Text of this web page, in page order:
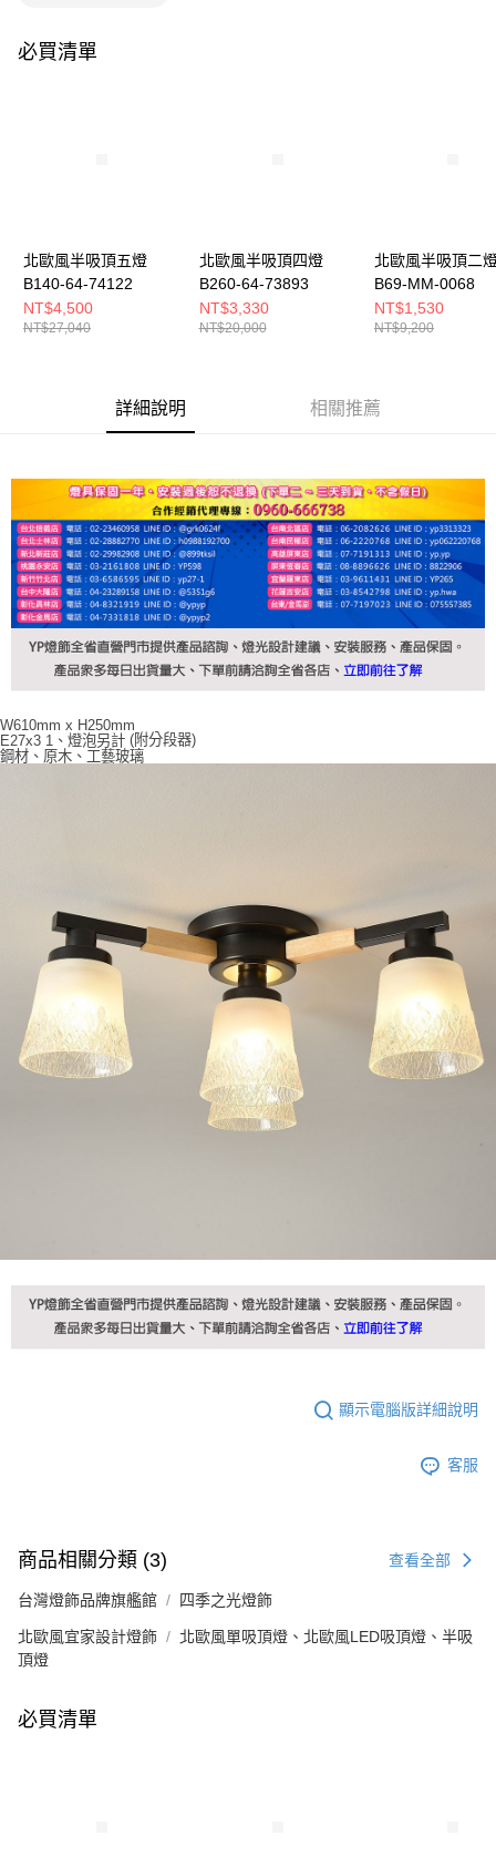
易，需依本服務之必要範圍內提供個人資料，並將交易相關給付款項請求債
權轉讓予恩沛科技股份有限公司。
恩沛科技股份有限公司將有權停止該用戶之使用額度並採取法律行動。
必買清單
北歐風半吸頂五燈
B140-64-74122
NT$4,500
NT$27,040
北歐風半吸頂四燈
B260-64-73893
NT$3,330
NT$20,000
北歐風半吸頂二
B69-MM-0068
NT$1,530
NT$9,200
詳細說明 相關推薦
W610mm x H250mm
E27x3 1、燈泡另計 (附分段器)
鋼材、原木、工藝玻璃
顯示電腦版詳細說明
客服
商品相關分類 (3) 查看全部
台灣燈飾品牌旗艦館 四季之光燈飾
北歐風宜家設計燈飾
北歐風單吸頂燈、北歐風LED吸頂燈、半吸
頂燈
必買清單